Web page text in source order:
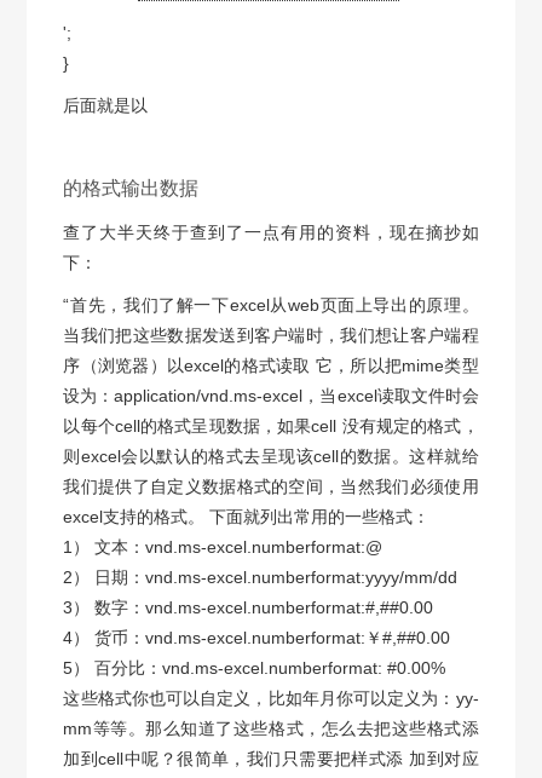
';
}
后面就是以
的格式输出数据
查了大半天终于查到了一点有用的资料，现在摘抄如
下：
“首先，我们了解一下excel从web页面上导出的原理。
当我们把这些数据发送到客户端时，我们想让客户端程
序（浏览器）以excel的格式读取 它，所以把mime类型
设为：application/vnd.ms-excel，当excel读取文件时会
以每个cell的格式呈现数据，如果cell 没有规定的格式，
则excel会以默认的格式去呈现该cell的数据。这样就给
我们提供了自定义数据格式的空间，当然我们必须使用
excel支持的格式。 下面就列出常用的一些格式：
1） 文本：vnd.ms-excel.numberformat:@
2） 日期：vnd.ms-excel.numberformat:yyyy/mm/dd
3） 数字：vnd.ms-excel.numberformat:#,##0.00
4） 货币：vnd.ms-excel.numberformat:￥#,##0.00
5） 百分比：vnd.ms-excel.numberformat: #0.00%
这些格式你也可以自定义，比如年月你可以定义为：yy-
mm等等。那么知道了这些格式，怎么去把这些格式添
加到cell中呢？很简单，我们只需要把样式添 加到对应